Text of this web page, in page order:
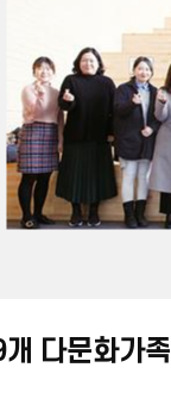
다문화가